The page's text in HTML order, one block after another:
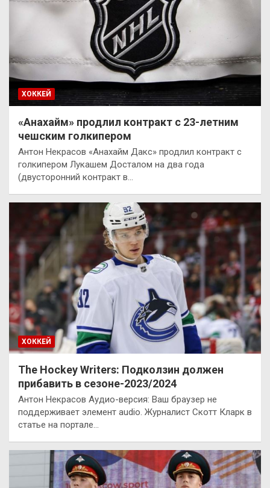
ХОККЕЙ
«Анахайм» продлил контракт с 23-летним
чешским голкипером
Антон Некрасов «Анахайм Дакс» продлил контракт с
голкипером Лукашем Досталом на два года
(двусторонний контракт в…
ХОККЕЙ
The Hockey Writers: Подколзин должен
прибавить в сезоне-2023/2024
Антон Некрасов Аудио-версия: Ваш браузер не
поддерживает элемент audio. Журналист Скотт Кларк в
статье на портале…